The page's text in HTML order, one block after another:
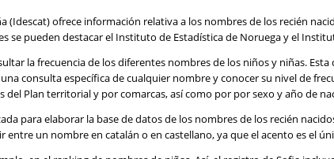
(Idescat) ofrece información relativa a los nombres de los recién
se pueden destacar el Instituto de Estadística de Noruega y el
la frecuencia de los diferentes nombres de los niños y niñas.
consulta específica de cualquier nombre y conocer su nivel de
Plan territorial y por comarcas, así como por por sexo y año de
para elaborar la base de datos de los nombres de los recién
entre un nombre en catalán o en castellano, ya que el acento es el